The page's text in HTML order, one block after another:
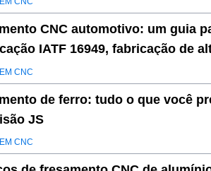
CNC automotivo: um guia
IATF 16949, fabricação de
de defeitos
CNC
de ferro: tudo o que você
JS
CNC